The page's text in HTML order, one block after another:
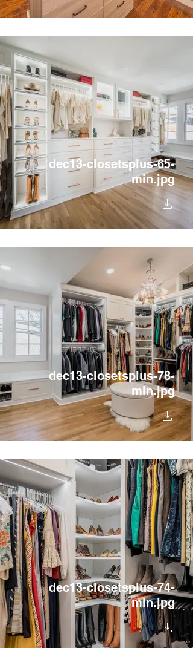
dec13-closetsplus-65-
min.jpg
dec13-closetsplus-78-
min.jpg
dec13-closetsplus-74-
min.jpg